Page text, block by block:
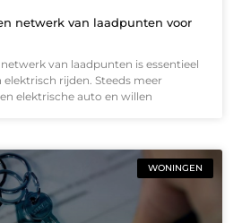
netwerk van laadpunten voor
van laadpunten is essentieel
rijden. Steeds meer
elektrische auto en willen
WONINGEN